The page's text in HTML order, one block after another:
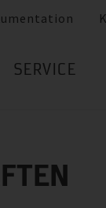
SERVICE